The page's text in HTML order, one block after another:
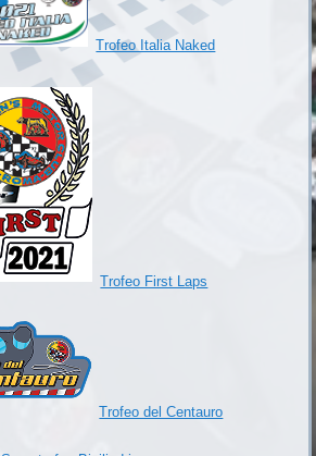
Trofeo Italia Naked
Trofeo First Laps
Trofeo del Centauro